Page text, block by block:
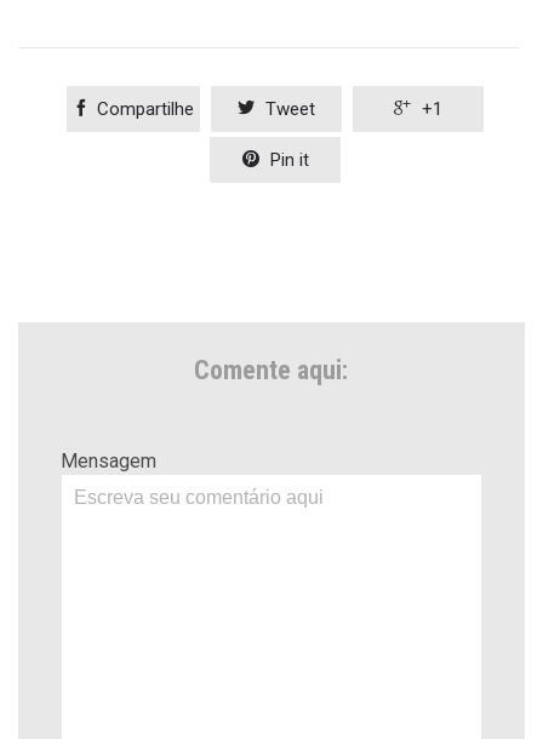
 Compartilhe  Tweet  +1
 Pin it
Comente aqui:
Mensagem